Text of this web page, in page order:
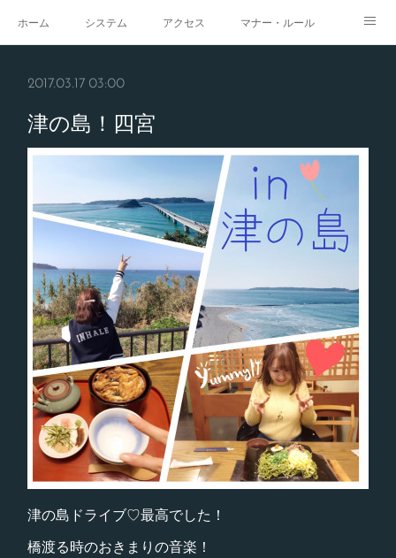
ホーム システム アクセス マナー・ルール
2017.03.17 03:00
津の島！四宮
津の島ドライブ♡最高でした！
橋渡る時のおきまりの音楽！